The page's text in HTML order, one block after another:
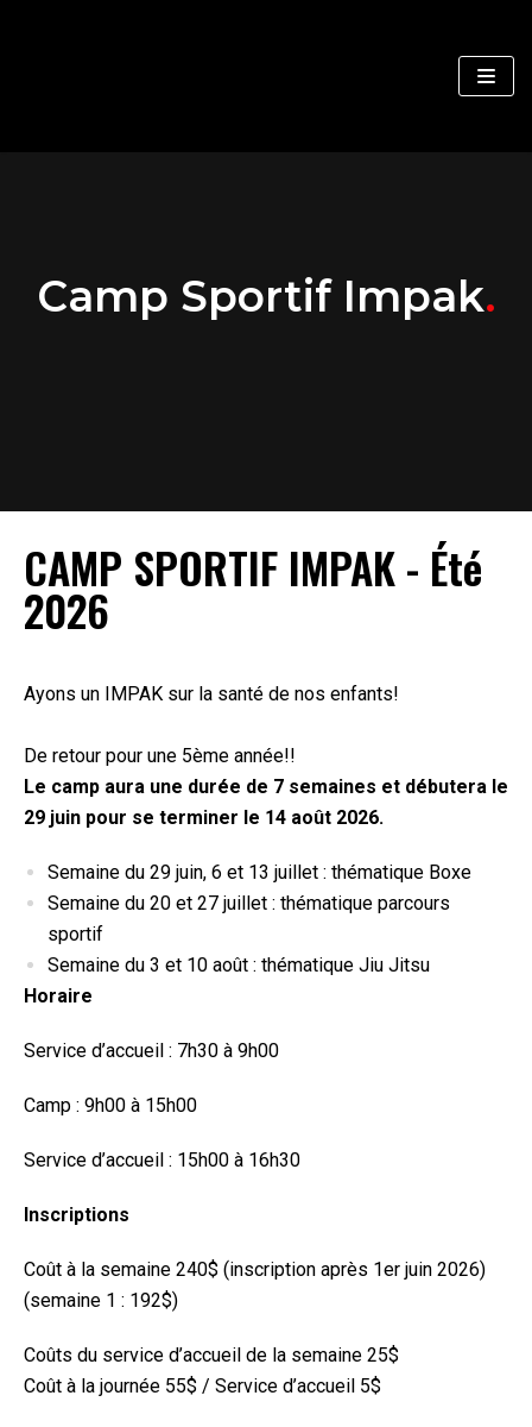
Camp Sportif Impak
CAMP SPORTIF IMPAK - Été
2026
Ayons un IMPAK sur la santé de nos enfants!
De retour pour une 5ème année!!
Le camp aura une durée de 7 semaines et débutera le
29 juin pour se terminer le 14 août 2026.
Semaine du 29 juin, 6 et 13 juillet : thématique Boxe
Semaine du 20 et 27 juillet : thématique parcours
sportif
Semaine du 3 et 10 août : thématique Jiu Jitsu
Horaire
Service d’accueil : 7h30 à 9h00
Camp : 9h00 à 15h00
Service d’accueil : 15h00 à 16h30
Inscriptions
Coût à la semaine 240$ (inscription après 1er juin 2026)
(semaine 1 : 192$)
Coûts du service d’accueil de la semaine 25$
Coût à la journée 55$ / Service d’accueil 5$